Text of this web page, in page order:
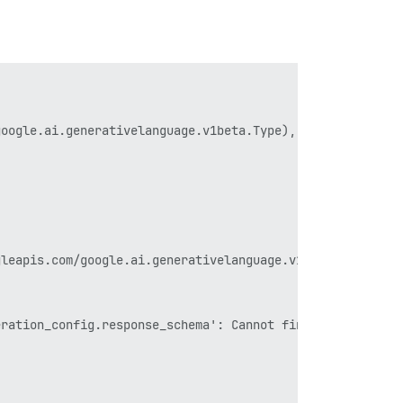
google.ai.generativelanguage.v1beta.Type),
Cannot find field."